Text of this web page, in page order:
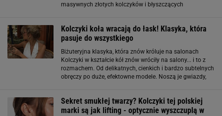
masywnych złotych kolczyków i błyszczących
wszystkiego
Kolczyki koła wracają do łask! Klasyka, która
pasuje do wszystkiego
Biżuteryjna klasyka, która znów króluje na salonach
Kolczyki w kształcie kół znów wróciły na salony... i to z
rozmachem. Od delikatnych, cienkich i bardzo subtelnych
obręczy po duże, efektowne modele. Noszą je gwiazdy,
Sekret smukłej twarzy? Kolczyki tej polskiej
marki są jak lifting - optycznie wyszczuplą w